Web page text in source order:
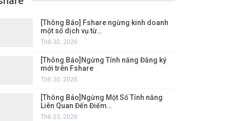
[Thông Báo] Fshare ngừng kinh doanh
một số dịch vụ từ…
Th6 30, 2026
[Thông Báo]Ngừng Tính năng Đăng ký
mới trên Fshare
Th6 30, 2026
[Thông Báo]Ngừng Một Số Tính năng
Liên Quan Đến Điểm…
Th6 23, 2026